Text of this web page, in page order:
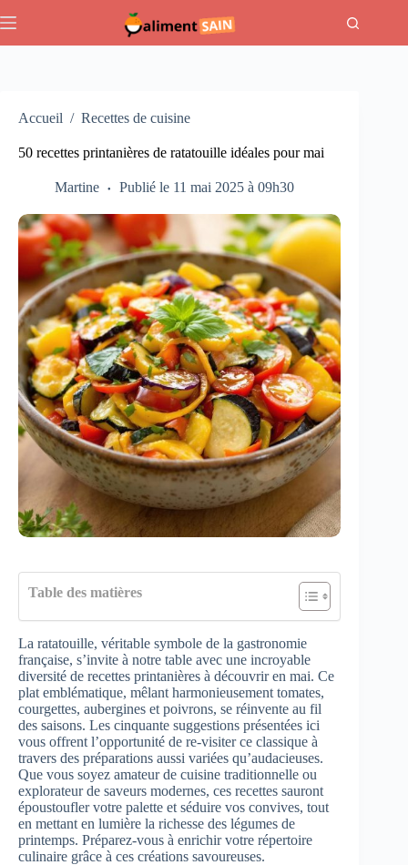
au
Accueil / Recettes de cuisine
50 recettes printanières de ratatouille idéales pour mai
Martine Publié le 11 mai 2025 à 09h30
Table des matières
La ratatouille, véritable symbole de la gastronomie
française, s’invite à notre table avec une incroyable
diversité de recettes printanières à découvrir en mai. Ce
plat emblématique, mêlant harmonieusement tomates,
courgettes, aubergines et poivrons, se réinvente au fil
des saisons. Les cinquante suggestions présentées ici
vous offrent l’opportunité de re-visiter ce classique à
travers des préparations aussi variées qu’audacieuses.
Que vous soyez amateur de cuisine traditionnelle ou
explorateur de saveurs modernes, ces recettes sauront
époustoufler votre palette et séduire vos convives, tout
en mettant en lumière la richesse des légumes de
printemps. Préparez-vous à enrichir votre répertoire
culinaire grâce à ces créations savoureuses.